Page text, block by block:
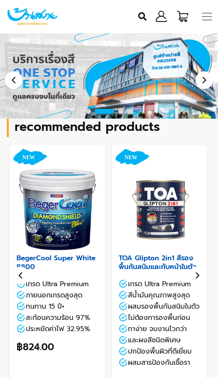
recommended products
BegerCool Super White
8800
เกรด Ultra Premium
ภายนอกเกรดสูงสุด
ทนทาน 15 ปี+
สะท้อนความร้อน 97%
ประหยัดค่าไฟ 32.95%
฿824.00
TOA Glipton 2in1 สีรอง
พื้นกันสนิมและทับหน้าในตัว
เกรด Ultra Premium
สีน้ำมันคุณภาพสูงสุด
ผสมรองพื้นกันสนิมในตัว
ไม่ต้องทารองพื้นก่อน
ทาง่าย จบงานไวกว่า
และผงสีชนิดพิเศษ
ปกป้องพื้นผิวที่ดีเยี่ยม
ผสมสารป้องกันเชื้อรา